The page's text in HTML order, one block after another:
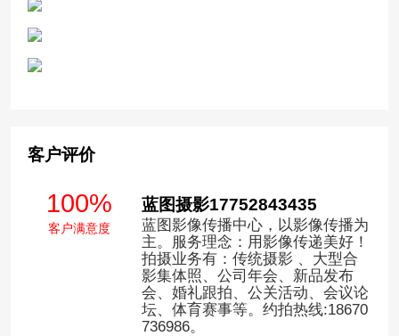
客户评价
100%
客户满意度
蓝图摄影17752843435
蓝图影像传播中心，以影像传播为
主。服务理念：用影像传递美好！
拍摄业务有：传统摄影 、大型合
影集体照、公司年会、新品发布
会、婚礼跟拍、公关活动、会议论
坛、体育赛事等。约拍热线:18670
736986。